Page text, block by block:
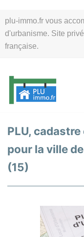
plu-immo.fr vous
d'urbanisme. Site
française.
au
contenu
PLU,
pour la ville
(15)